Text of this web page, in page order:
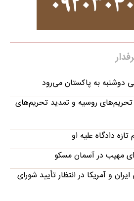
دوشنبه به پاکستان می‌رود
روسیه و تمدید تحریم‌های
دادگاه علیه او
مهیب در آسمان مسکو
و آمریکا در انتظار تأیید شورای